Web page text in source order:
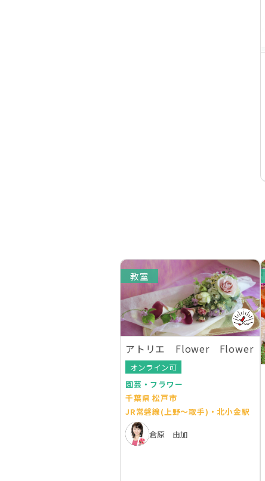
教室
アトリエ Flower Flower
オンライン可
園芸・フラワー
千葉県 松戸市
JR常磐線(上野～取手)・北小金駅
倉原 由加